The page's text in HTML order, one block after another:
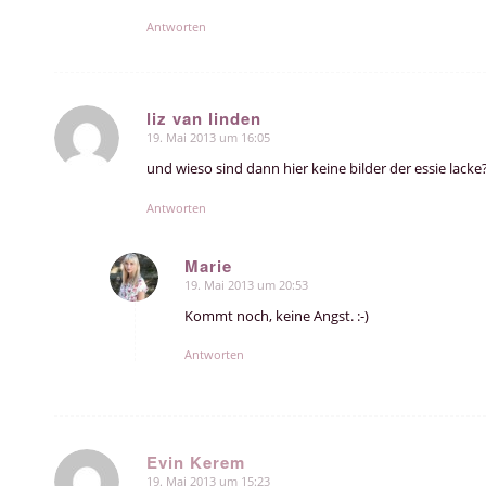
Antworten
liz van linden
sagte:
19. Mai 2013 um 16:05
und wieso sind dann hier keine bilder der essie
Antworten
Marie
sagte:
19. Mai 2013 um 20:53
Kommt noch, keine Angst. :-)
Antworten
Evin Kerem
19. Mai 2013 um 15:23